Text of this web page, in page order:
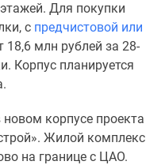
Для покупки
с предчистовой или
18,6 млн рублей за 28-
Корпус планируется
корпусе проекта
Жилой комплекс
на границе с ЦАО.